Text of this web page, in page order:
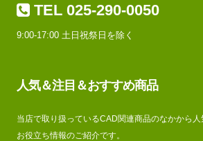
TEL 025-290-0050
9:00-17:00 土日祝祭日を除く
人気＆注目＆おすすめ商品
当店で取り扱っているCAD関連商品のなかから
お役立ち情報のご紹介です。